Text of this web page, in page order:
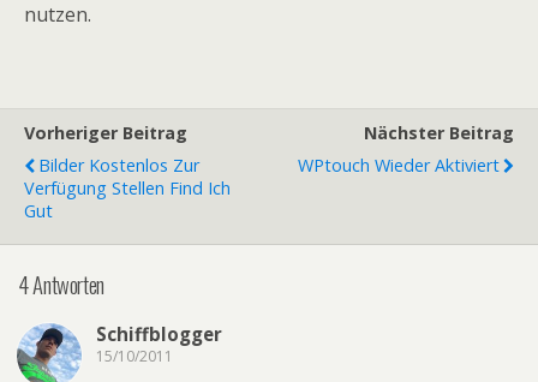
nutzen.
Vorheriger Beitrag
Bilder Kostenlos Zur
Verfügung Stellen Find Ich
Gut
Nächster Beitrag
WPtouch Wieder Aktiviert
4 Antworten
Schiffblogger
15/10/2011